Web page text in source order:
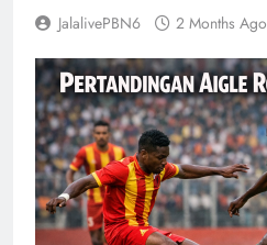
JalalivePBN6 2 Months Ago